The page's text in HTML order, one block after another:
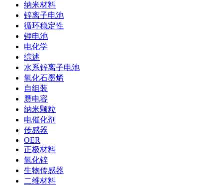
纳米材料
锌离子电池
循环稳定性
锂电池
电化学
综述
水系锌离子电池
氧化石墨烯
自组装
赝电容
纳米颗粒
电催化剂
传感器
OER
正极材料
氧化锌
生物传感器
二维材料